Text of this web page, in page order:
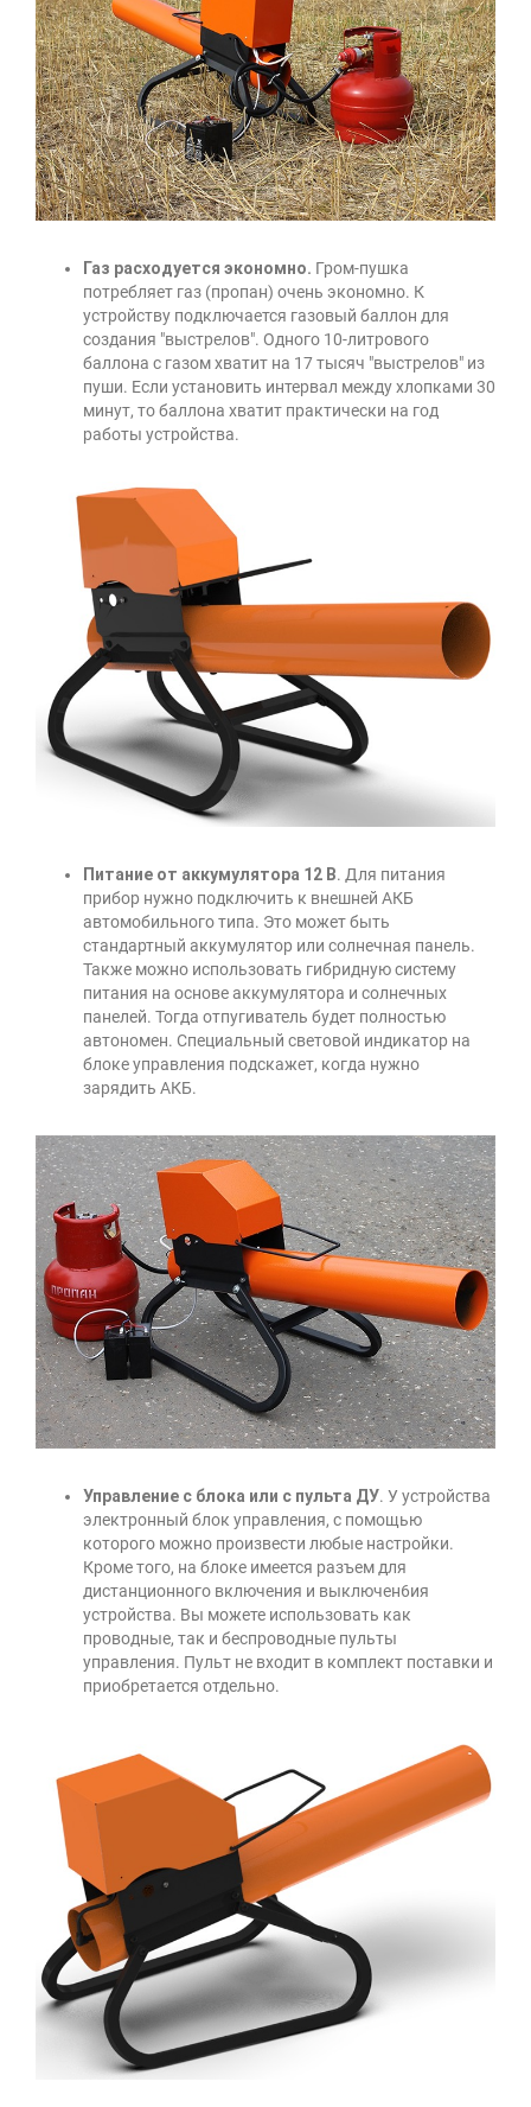
Газ расходуется экономно. Гром-пушка
потребляет газ (пропан) очень экономно. К
устройству подключается газовый баллон для
создания "выстрелов". Одного 10-литрового
баллона с газом хватит на 17 тысяч "выстрелов" из
пуши. Если установить интервал между хлопками 30
минут, то баллона хватит практически на год
работы устройства.
Питание от аккумулятора 12 В. Для питания
прибор нужно подключить к внешней АКБ
автомобильного типа. Это может быть
стандартный аккумулятор или солнечная панель.
Также можно использовать гибридную систему
питания на основе аккумулятора и солнечных
панелей. Тогда отпугиватель будет полностью
автономен. Специальный световой индикатор на
блоке управления подскажет, когда нужно
зарядить АКБ.
Управление с блока или с пульта ДУ. У устройства
электронный блок управления, с помощью
которого можно произвести любые настройки.
Кроме того, на блоке имеется разъем для
дистанционного включения и выключен6ия
устройства. Вы можете использовать как
проводные, так и беспроводные пульты
управления. Пульт не входит в комплект поставки и
приобретается отдельно.